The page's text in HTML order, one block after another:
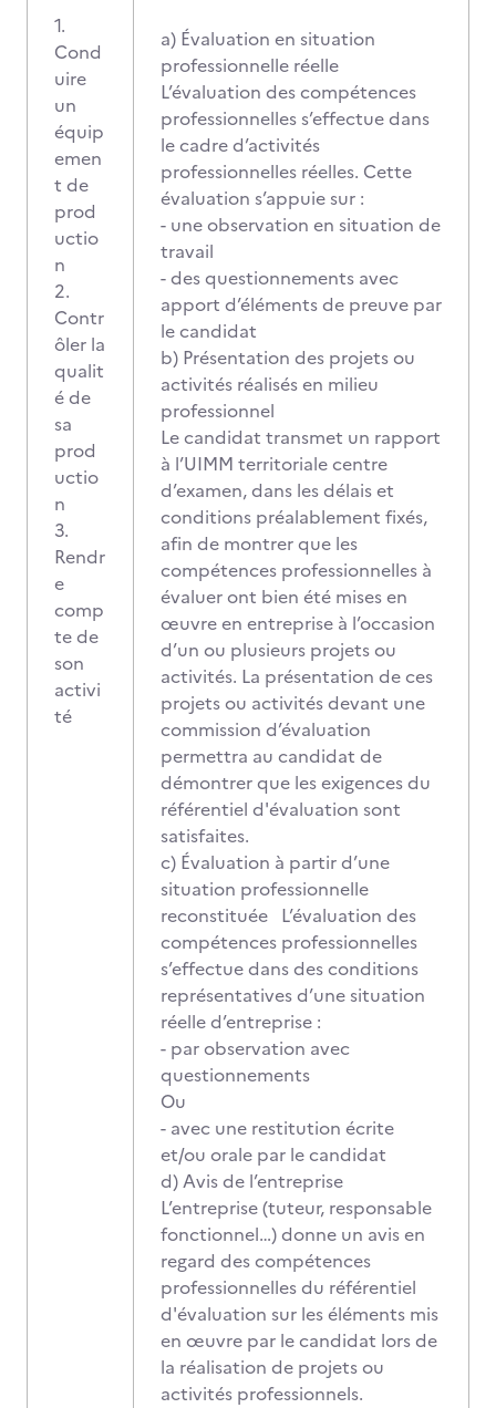
1.
Cond
uire
un
équip
emen
t de
prod
uctio
n
2.
Contr
ôler la
qualit
é de
sa
prod
uctio
n
3.
Rendr
e
comp
te de
son
activi
té
a) Évaluation en situation
professionnelle réelle
L’évaluation des compétences
professionnelles s’effectue dans
le cadre d’activités
professionnelles réelles. Cette
évaluation s’appuie sur :
- une observation en situation de
travail
- des questionnements avec
apport d’éléments de preuve par
le candidat
b) Présentation des projets ou
activités réalisés en milieu
professionnel
Le candidat transmet un rapport
à l’UIMM territoriale centre
d’examen, dans les délais et
conditions préalablement fixés,
afin de montrer que les
compétences professionnelles à
évaluer ont bien été mises en
œuvre en entreprise à l’occasion
d’un ou plusieurs projets ou
activités. La présentation de ces
projets ou activités devant une
commission d’évaluation
permettra au candidat de
démontrer que les exigences du
référentiel d'évaluation sont
satisfaites.
c) Évaluation à partir d’une
situation professionnelle
reconstituée L’évaluation des
compétences professionnelles
s’effectue dans des conditions
représentatives d’une situation
réelle d’entreprise :
- par observation avec
questionnements
Ou
- avec une restitution écrite
et/ou orale par le candidat
d) Avis de l’entreprise
L’entreprise (tuteur, responsable
fonctionnel…) donne un avis en
regard des compétences
professionnelles du référentiel
d'évaluation sur les éléments mis
en œuvre par le candidat lors de
la réalisation de projets ou
activités professionnels.